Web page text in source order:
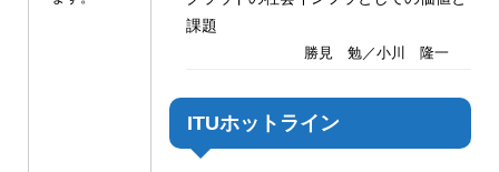
課題
勝見 勉／小川 隆一
ITUホットライン